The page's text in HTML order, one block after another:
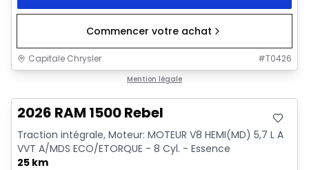
Commencer votre achat
Capitale Chrysler #T0426
Mention légale
2026 RAM 1500 Rebel
Traction intégrale, Moteur: MOTEUR V8 HEMI(MD) 5,7 L A
VVT A/MDS ECO/ETORQUE - 8 Cyl. - Essence
25 km